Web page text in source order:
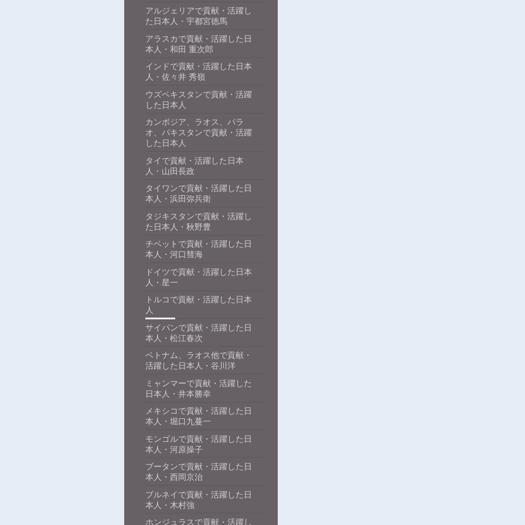
アルジェリアで貢献・活躍し
た日本人・宇都宮徳馬
アラスカで貢献・活躍した日
本人・和田 重次郎
インドで貢献・活躍した日本
人・佐々井 秀嶺
ウズベキスタンで貢献・活躍
した日本人
カンボジア、ラオス、パラ
オ、パキスタンで貢献・活躍
した日本人
タイで貢献・活躍した日本
人・山田長政
タイワンで貢献・活躍した日
本人・浜田弥兵衛
タジキスタンで貢献・活躍し
た日本人・秋野豊
チベットで貢献・活躍した日
本人・河口彗海
ドイツで貢献・活躍した日本
人・星一
トルコで貢献・活躍した日本
人
サイパンで貢献・活躍した日
本人・松江春次
ベトナム、ラオス他で貢献・
活躍した日本人・谷川洋
ミャンマーで貢献・活躍した
日本人・井本勝幸
メキシコで貢献・活躍した日
本人・堀口九蔓一
モンゴルで貢献・活躍した日
本人・河原操子
ブータンで貢献・活躍した日
本人・西岡京治
ブルネイで貢献・活躍した日
本人・木村強
ホンジュラスで貢献・活躍し